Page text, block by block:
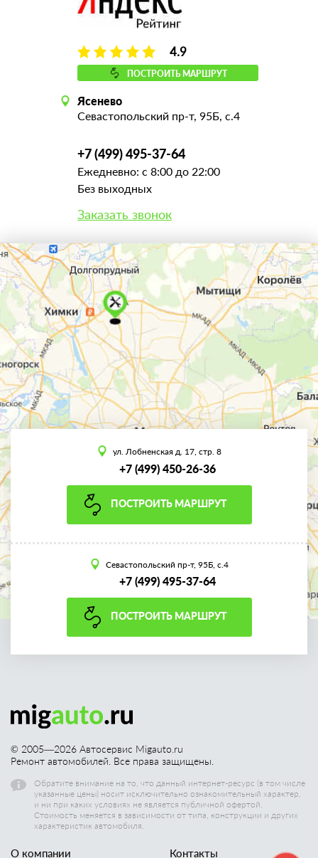
4.9
ПОСТРОИТЬ МАРШРУТ
Ясенево
Севастопольский пр-т, 95Б, с.4
+7 (499) 495-37-64
Ежедневно: с 8:00 до 22:00
Без выходных
Заказать звонок
ул. Лобненская д. 17, стр. 8
+7 (499) 450-26-36
ПОСТРОИТЬ МАРШРУТ
Севастопольский пр-т, 95Б, с.4
+7 (499) 495-37-64
ПОСТРОИТЬ МАРШРУТ
© 2005—2026 Автосервис Migauto.ru
Ремонт автомобилей. Все права защищены.
Обратите внимание на то, что данный интернет-ресурс (в том числе
указанные цены) носит исключительно ознакомительный характер,
и ни при каких условиях не является публичной офертой.
Стоимость меняется в зависимости от типа, конструкции и других
характеристик автомобиля.
О компании Контакты